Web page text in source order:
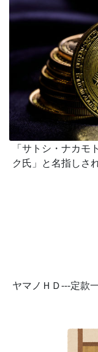
「サトシ・ナカモ
ク氏」と名指しさ
ヤマノＨＤ---定款